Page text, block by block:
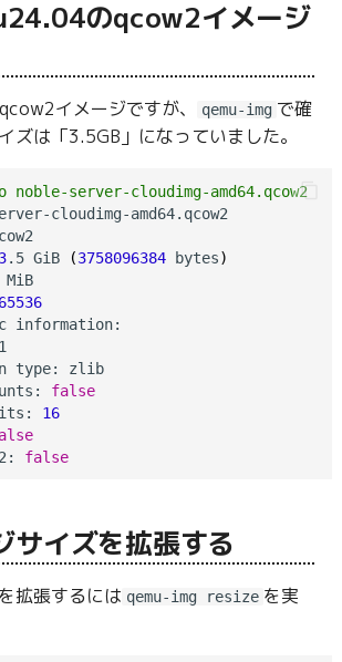
のqcow2イメージ
イメージですが、 qemu-img で確
ズは「3.5GB」になっていました。
noble-server-cloudimg-amd64.qcow2
cloudimg-amd64.qcow2
3.5 GiB (3758096384 bytes)
65536
information:
type: zlib
false
16
false
サイズを拡張する
拡張するには qemu-img resize を実